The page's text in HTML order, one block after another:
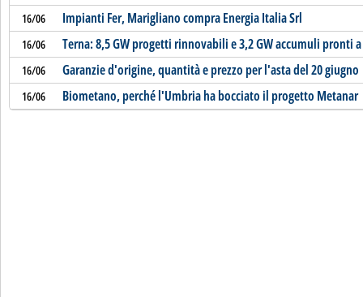
16/06 Impianti Fer, Marigliano compra Energia Italia Srl
16/06 Terna: 8,5 GW progetti rinnovabili e 3,2 GW accumuli pronti
16/06 Garanzie d'origine, quantità e prezzo per l'asta del 20 giugno
16/06 Biometano, perché l'Umbria ha bocciato il progetto Metanar